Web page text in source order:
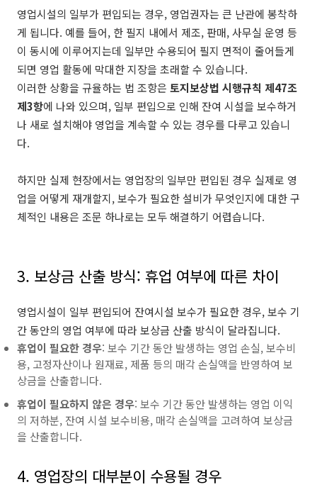
영업시설의 일부가 편입되는 경우, 영업권자는 큰 난관에 봉착하
게 됩니다. 예를 들어, 한 필지 내에서 제조, 판매, 사무실 운영 등
이 동시에 이루어지는데 일부만 수용되어 필지 면적이 줄어들게
되면 영업 활동에 막대한 지장을 초래할 수 있습니다.
이러한 상황을 규율하는 법 조항은 토지보상법 시행규칙 제47조
제3항에 나와 있으며, 일부 편입으로 인해 잔여 시설을 보수하거
나 새로 설치해야 영업을 계속할 수 있는 경우를 다루고 있습니
다.
하지만 실제 현장에서는 영업장의 일부만 편입된 경우 실제로 영
업을 어떻게 재개할지, 보수가 필요한 설비가 무엇인지에 대한 구
체적인 내용은 조문 하나로는 모두 해결하기 어렵습니다.
3. 보상금 산출 방식: 휴업 여부에 따른 차이
영업시설이 일부 편입되어 잔여시설 보수가 필요한 경우, 보수 기
간 동안의 영업 여부에 따라 보상금 산출 방식이 달라집니다.
휴업이 필요한 경우: 보수 기간 동안 발생하는 영업 손실, 보수비
용, 고정자산이나 원재료, 제품 등의 매각 손실액을 반영하여 보
상금을 산출합니다.
휴업이 필요하지 않은 경우: 보수 기간 동안 발생하는 영업 이익
의 저하분, 잔여 시설 보수비용, 매각 손실액을 고려하여 보상금
을 산출합니다.
4. 영업장의 대부분이 수용될 경우